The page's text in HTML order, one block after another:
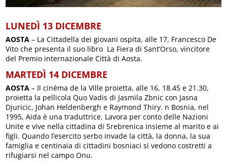
LUNEDÌ 13 DICEMBRE
AOSTA – La Cittadella dei giovani ospita, alle 17, Francesco De
Vito che presenta il suo libro La Fiera di Sant’Orso, vincitore
del Premio internazionale Città di Aosta.
MARTEDÌ 14 DICEMBRE
AOSTA – Il cinéma de la Ville proietta, alle 16, 18.45 e 21.30,
proietta la pellicola Quo Vadis di Jasmila Zbnic con Jasna
Djuricic, Johan Heldenbergh e Raymond Thiry. n Bosnia, nel
1995, Aida è una traduttrice. Lavora per conto delle Nazioni
Unite e vive nella cittadina di Srebrenica insieme al marito e ai
figli. Quando l’esercito serbo invade la città, la donna, la sua
famiglia e centinaia di cittadini bosniaci si vedono costretti a
rifugiarsi nel campo Onu.